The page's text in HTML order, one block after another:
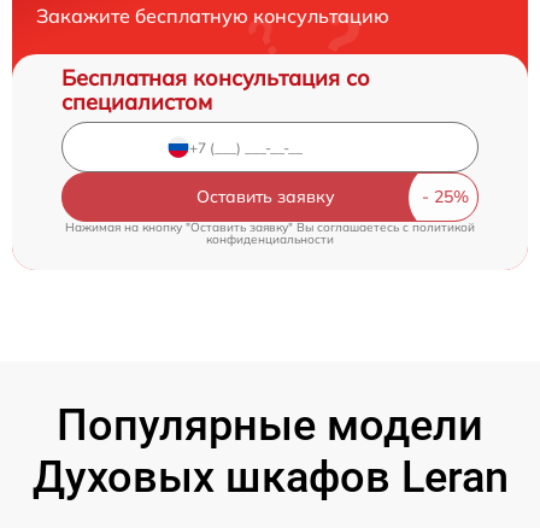
Закажите бесплатную консультацию
Бесплатная консультация со
специалистом
Оставить заявку
Нажимая на кнопку "Оставить заявку" Вы соглашаетесь c политикой
конфиденциальности
Популярные модели
Духовых шкафов Leran